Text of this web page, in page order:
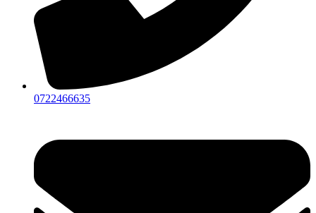
0722466635